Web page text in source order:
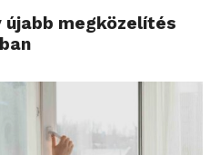
újabb megközelítés